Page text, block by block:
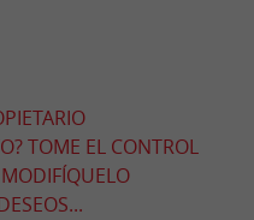
TOME EL CONTROL